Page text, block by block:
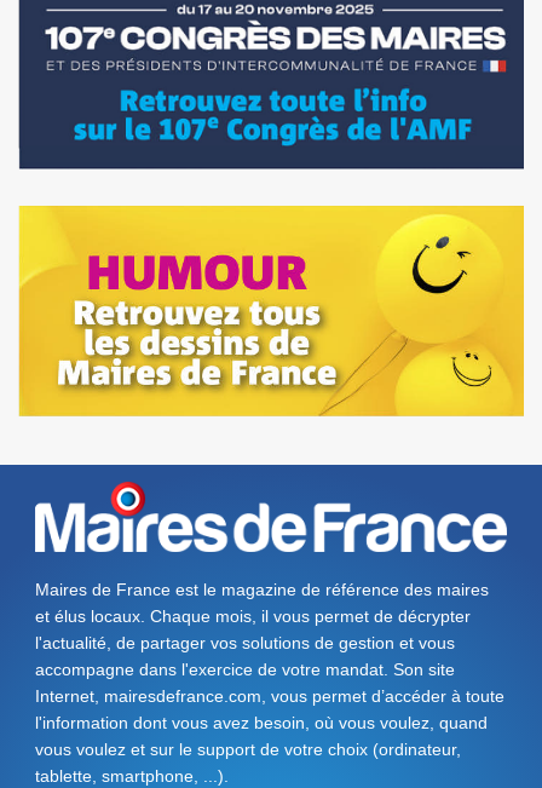
Maires de France est le magazine de référence des maires
et élus locaux. Chaque mois, il vous permet de décrypter
l'actualité, de partager vos solutions de gestion et vous
accompagne dans l'exercice de votre mandat. Son site
Internet, mairesdefrance.com, vous permet d’accéder à toute
l'information dont vous avez besoin, où vous voulez, quand
vous voulez et sur le support de votre choix (ordinateur,
tablette, smartphone, ...).